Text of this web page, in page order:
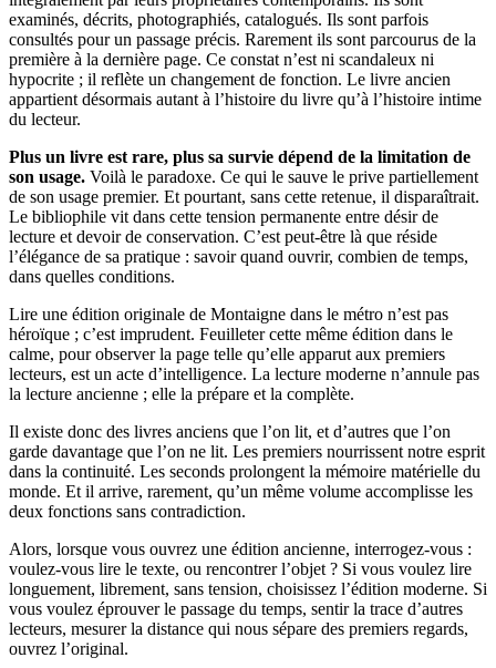
examinés, décrits, photographiés, catalogués. Ils sont parfois
consultés pour un passage précis. Rarement ils sont parcourus de la
première à la dernière page. Ce constat n’est ni scandaleux ni
hypocrite ; il reflète un changement de fonction. Le livre ancien
appartient désormais autant à l’histoire du livre qu’à l’histoire intime
du lecteur.
Plus un livre est rare, plus sa survie dépend de la limitation de
son usage. Voilà le paradoxe. Ce qui le sauve le prive partiellement
de son usage premier. Et pourtant, sans cette retenue, il disparaîtrait.
Le bibliophile vit dans cette tension permanente entre désir de
lecture et devoir de conservation. C’est peut-être là que réside
l’élégance de sa pratique : savoir quand ouvrir, combien de temps,
dans quelles conditions.
Lire une édition originale de Montaigne dans le métro n’est pas
héroïque ; c’est imprudent. Feuilleter cette même édition dans le
calme, pour observer la page telle qu’elle apparut aux premiers
lecteurs, est un acte d’intelligence. La lecture moderne n’annule pas
la lecture ancienne ; elle la prépare et la complète.
Il existe donc des livres anciens que l’on lit, et d’autres que l’on
garde davantage que l’on ne lit. Les premiers nourrissent notre esprit
dans la continuité. Les seconds prolongent la mémoire matérielle du
monde. Et il arrive, rarement, qu’un même volume accomplisse les
deux fonctions sans contradiction.
Alors, lorsque vous ouvrez une édition ancienne, interrogez-vous :
voulez-vous lire le texte, ou rencontrer l’objet ? Si vous voulez lire
longuement, librement, sans tension, choisissez l’édition moderne. Si
vous voulez éprouver le passage du temps, sentir la trace d’autres
lecteurs, mesurer la distance qui nous sépare des premiers regards,
ouvrez l’original.